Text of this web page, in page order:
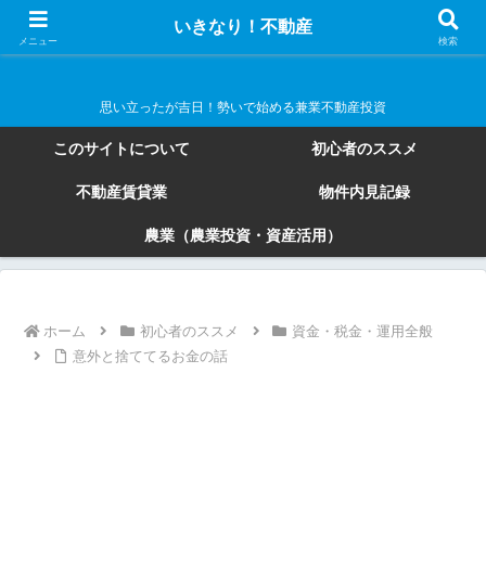
いきなり！不動産
思い立ったが吉日！勢いで始める兼業不動産投資
このサイトについて 初心者のススメ
不動産賃貸業 物件内見記録
農業（農業投資・資産活用）
ホーム 初心者のススメ
資金・税金・運用全般
意外と捨ててるお金の話
メニュー
いきなり！不動産
検索